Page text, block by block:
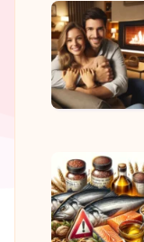
Boostez
Votre
Santé
Sexuelle
les
Oméga-
3
Oméga-
3
vs